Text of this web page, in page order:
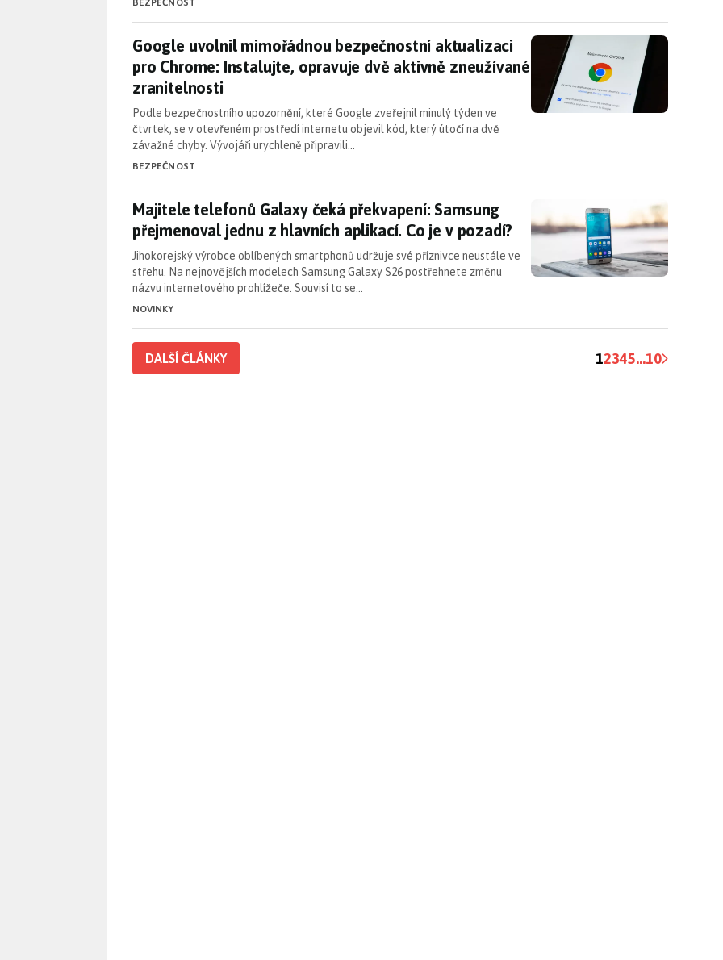
BEZPEČNOST
Google uvolnil mimořádnou bezpečnostní aktualizaci pro Chrome: Instalujte,
Google uvolnil mimořádnou bezpečnostní aktualizaci
pro Chrome: Instalujte, opravuje dvě aktivně zneužívané
zranitelnosti
Podle bezpečnostního upozornění, které Google zveřejnil minulý týden ve
čtvrtek, se v otevřeném prostředí internetu objevil kód, který útočí na dvě
závažné chyby. Vývojáři urychleně připravili…
BEZPEČNOST
Majitele telefonů Galaxy čeká překvapení: Samsung přejmenoval jednu z
Majitele telefonů Galaxy čeká překvapení: Samsung
přejmenoval jednu z hlavních aplikací. Co je v pozadí?
Jihokorejský výrobce oblíbených smartphonů udržuje své příznivce neustále ve
střehu. Na nejnovějších modelech Samsung Galaxy S26 postřehnete změnu
názvu internetového prohlížeče. Souvisí to se…
NOVINKY
DALŠÍ ČLÁNKY 12345...10